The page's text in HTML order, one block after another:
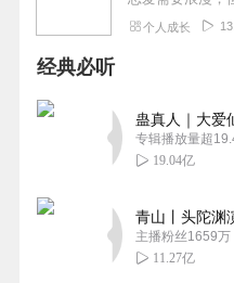
个人成长
经典必听
蛊真人｜大爱
专辑播放量超
19.04亿
青山丨头陀渊
主播粉丝1659万
11.27亿